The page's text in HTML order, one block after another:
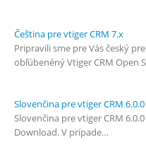
Čeština pre vtiger CRM 7.x
Pripravili sme pre Vás český
obľúbenéný Vtiger CRM Open
Slovenčina pre vtiger CRM 6.0.0
Slovenčina pre vtiger CRM
Download. V prípade…